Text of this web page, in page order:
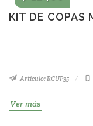
KIT DE COPAS
Artículo: RCUP35
Ver más